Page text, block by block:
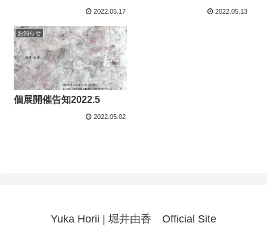
2022.05.17 2022.05.13
お知らせ
個展開催告知2022.5
2022.05.02
Yuka Horii | 堀井由香 Official Site